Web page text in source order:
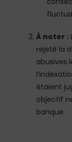
À noter :
rejeté la
abusives
étaient
objectif
banque.